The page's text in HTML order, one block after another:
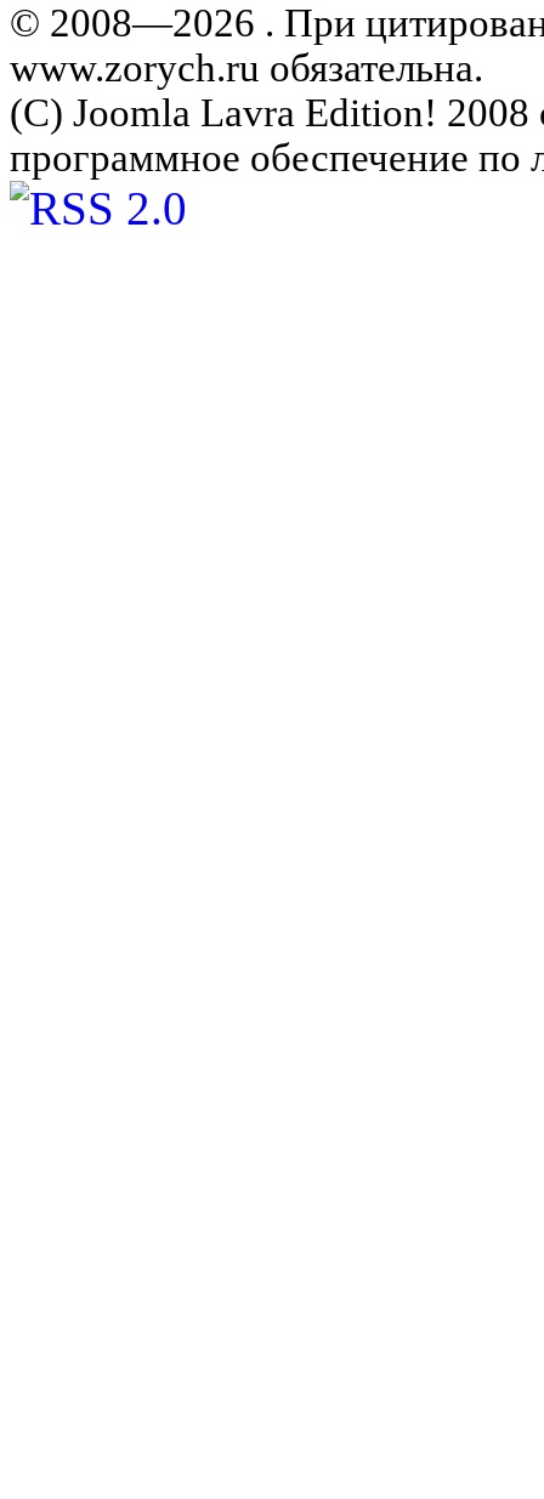
© 2008—2026 . При
www.zorych.ru обязательна.
(C) Joomla Lavra Edition! 2008
программное обеспечение по